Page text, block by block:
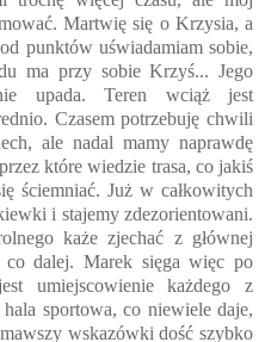
Martwię się o Krzysia, a
punktów uświadamiam sobie,
ma przy sobie Krzyś... Jego
upada. Teren wciąż jest
Czasem potrzebuję chwili
ale nadal mamy naprawdę
które wiedzie trasa, co jakiś
ściemniać. Już w całkowitych
i stajemy zdezorientowani.
każe zjechać z głównej
dalej. Marek sięga więc po
umiejscowienie każdego z
sportowa, co niewiele daje,
wskazówki dość szybko